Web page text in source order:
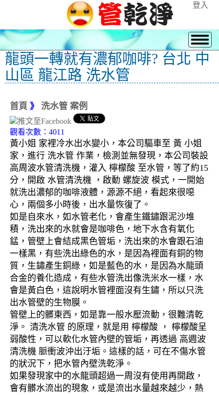
登入
龍頭一轉就有濃郁咖啡? 台北 中
山區 龍江路 洗水管
首頁 》 洗水管 案例
觀看次數：4011
黃小姐 家裡冷水出水變小，本公司驅車至 黃 小姐
家，進行 洗水管 作業，檢測並無發現，本公司裝設
高周波水管清洗機，灌入 檸檬酸 至水管，等了約15
分，開啟 水管清洗機 ，啟動 螺旋波 模式，一開始
就洗出濃郁的咖啡液體，源源不絕，看起來很噁
心，兩個多小時後，出水量恢復了。
如是自來水，如水管老化，會產生鐵鏽跟泥沙堆
積，洗出來的水就會是咖啡色，地下水含有氧化
錳，管壁上會結成黑色管垢，洗出來的水會跟石油
一樣黑，有些洗出綠色的水，是因為裡面有銅的物
質，生鏽產生銅綠，如是藍色的水，是因為水龍頭
合金的養化造成，有些水管洗出像洗米水一樣，水
會是黃白色，這說明水管裡面沒有生鏽，所以只洗
出水管壁的生物膜。
管壁上的髒東西，如是靠一般水壓流動，很難清乾
淨。 清洗水管 的原理，就是用 檸檬酸 ， 檸檬酸呈
弱酸性，可以軟化水管內壁的管垢，再透過 高週波
清洗機 脈衝波沖出汙垢。這樣的話，可在不傷水管
的狀況下，把水管內壁洗乾淨。
如果發現家中的水龍頭超過一周沒有使用再開啟，
會有髒水流出的現象，或是流出水量越來越少，熱